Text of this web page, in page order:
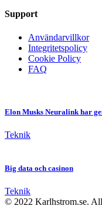
Support
Användarvillkor
Integritetspolicy
Cookie Policy
FAQ
Elon Musks Neuralink har
Teknik
Big data och casinon
Teknik
© 2022 Karlhstrom.se.